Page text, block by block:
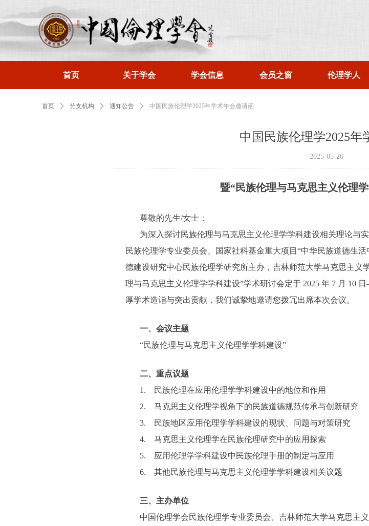
首页 关于学会 学会信息 会员之窗 伦理学人
中国民族伦理学2025年
暨“民族伦理与马克思主义伦理
尊敬的先生/女士：
为深入探讨民族伦理与马克思主义伦理学学科建设相关理论与
民族伦理学专业委员会、国家社科基金重大项目“中华民族道德生
德建设研究中心民族伦理学研究所主办，吉林师范大学马克思主义
理与马克思主义伦理学学科建设”学术研讨会定于 2025 年 7 月 10
厚学术造诣与突出贡献，我们诚挚地邀请您拨冗出席本次会议。
一、会议主题
“民族伦理与马克思主义伦理学学科建设”
二、重点议题
1. 民族伦理在应用伦理学学科建设中的地位和作用
2. 马克思主义伦理学视角下的民族道德规范传承与创新研究
3. 民族地区应用伦理学学科建设的现状、问题与对策研究
4. 马克思主义伦理学在民族伦理研究中的应用探索
5. 应用伦理学学科建设中民族伦理手册的制定与应用
6. 其他民族伦理与马克思主义伦理学学科建设相关议题
三、主办单位
中国伦理学会民族伦理学专业委员会、吉林师范大学马克思主
首页 ꄲ 分支机构 ꄲ 通知公告 ꄲ 中国民族伦理学2025年学术年会邀请函
2025-05-26